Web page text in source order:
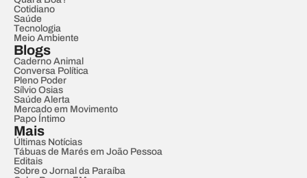
Cotidiano
Saúde
Tecnologia
Meio Ambiente
Blogs
Caderno Animal
Conversa Política
Pleno Poder
Sílvio Osias
Saúde Alerta
Mercado em Movimento
Papo Íntimo
Mais
Últimas Notícias
Tábuas de Marés em João Pessoa
Editais
Sobre o Jornal da Paraíba